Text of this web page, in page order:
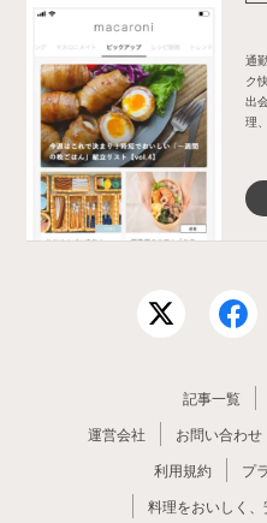
通
ク
出
理
記事一覧
運営会社
お問い合わせ
利用規約
プ
料理をおいしく